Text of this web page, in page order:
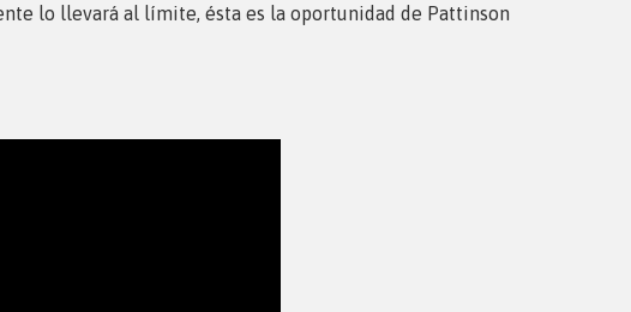
lo llevará al límite, ésta es la oportunidad de Pattinson